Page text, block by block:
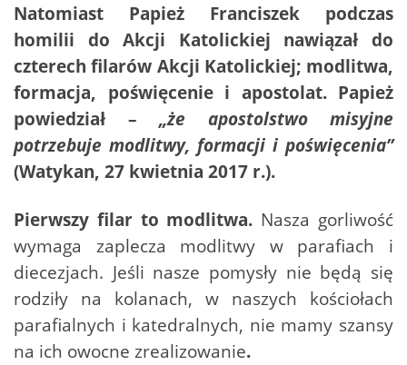
Natomiast Papież Franciszek podczas
homilii do Akcji Katolickiej nawiązał do
czterech filarów Akcji Katolickiej; modlitwa,
formacja, poświęcenie i apostolat. Papież
powiedział – „że apostolstwo misyjne
potrzebuje modlitwy, formacji i poświęcenia”
(Watykan, 27 kwietnia 2017 r.).
Pierwszy filar to modlitwa. Nasza gorliwość
wymaga zaplecza modlitwy w parafiach i
diecezjach. Jeśli nasze pomysły nie będą się
rodziły na kolanach, w naszych kościołach
parafialnych i katedralnych, nie mamy szansy
na ich owocne zrealizowanie.